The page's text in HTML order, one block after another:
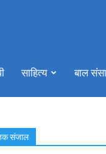
साहित्य बाल
संजाल